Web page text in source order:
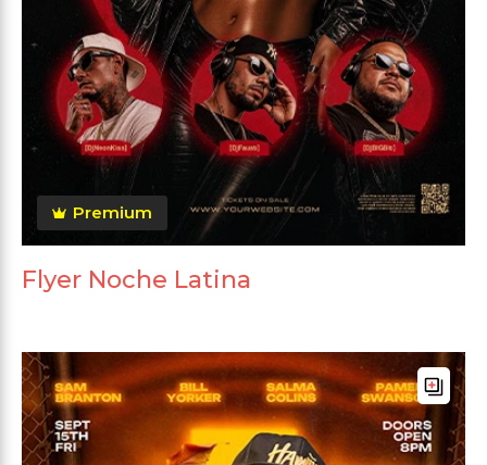
Premium
Flyer Noche Latina